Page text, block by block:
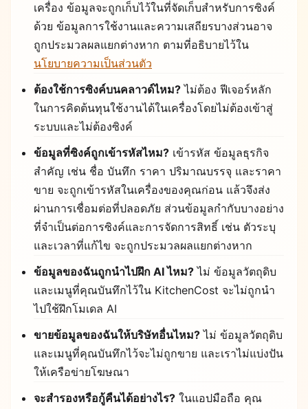
เครื่อง ข้อมูลจะถูกเก็บไว้ในที่จัดเก็บสำหรับการซิงค์
ด้วย ข้อมูลการใช้งานและความเสถียรบางส่วนอาจ
ถูกประมวลผลแยกต่างหาก ตามที่อธิบายไว้ใน
นโยบายความเป็นส่วนตัว
ต้องใช้การซิงค์บนคลาวด์ไหม? ไม่ต้อง ฟีเจอร์หลัก
ในการคิดต้นทุนใช้งานได้ในเครื่องโดยไม่ต้องเข้าสู่
ระบบและไม่ต้องซิงค์
ข้อมูลที่ซิงค์ถูกเข้ารหัสไหม? เข้ารหัส ข้อมูลธุรกิจ
สำคัญ เช่น ชื่อ บันทึก ราคา ปริมาณบรรจุ และราคา
ขาย จะถูกเข้ารหัสในเครื่องของคุณก่อน แล้วจึงส่ง
ผ่านการเชื่อมต่อที่ปลอดภัย ส่วนข้อมูลกำกับบางอย่าง
ที่จำเป็นต่อการซิงค์และการจัดการสิทธิ์ เช่น ตัวระบุ
และเวลาที่แก้ไข จะถูกประมวลผลแยกต่างหาก
ข้อมูลของฉันถูกนำไปฝึก AI ไหม? ไม่ ข้อมูลวัตถุดิบ
และเมนูที่คุณบันทึกไว้ใน KitchenCost จะไม่ถูกนำ
ไปใช้ฝึกโมเดล AI
ขายข้อมูลของฉันให้บริษัทอื่นไหม? ไม่ ข้อมูลวัตถุดิบ
และเมนูที่คุณบันทึกไว้จะไม่ถูกขาย และเราไม่แบ่งปัน
ให้เครือข่ายโฆษณา
จะสำรองหรือกู้คืนได้อย่างไร? ในแอปมือถือ คุณ